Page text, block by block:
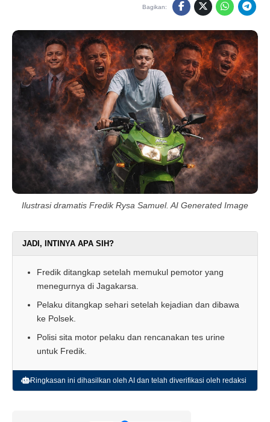
Bagikan:
Ilustrasi dramatis Fredik Rysa Samuel. AI Generated Image
JADI, INTINYA APA SIH?
Fredik ditangkap setelah memukul pemotor yang
menegurnya di Jagakarsa.
Pelaku ditangkap sehari setelah kejadian dan dibawa
ke Polsek.
Polisi sita motor pelaku dan rencanakan tes urine
untuk Fredik.
Ringkasan ini dihasilkan oleh AI dan telah diverifikasi oleh redaksi